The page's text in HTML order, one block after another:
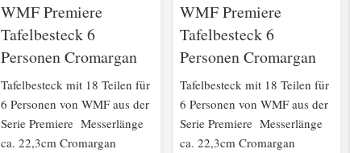
WMF Premiere
Tafelbesteck 6
Personen Cromargan
Tafelbesteck mit 18 Teilen für
6 Personen von WMF aus der
Serie Premiere Messerlänge
ca. 22,3cm Cromargan
WMF Premiere
Tafelbesteck 6
Personen Cromargan
Tafelbesteck mit 18 Teilen für
6 Personen von WMF aus der
Serie Premiere Messerlänge
ca. 22,3cm Cromargan